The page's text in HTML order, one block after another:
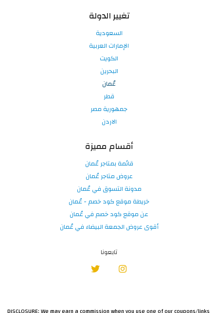
تغيير الدولة
السعودية
الإمارات العربية
الكويت
البحرين
عُمان
قطر
جمهورية مصر
الاردن
أقسام مميزة
قائمة بمتاجر عُمان
عروض متاجر عُمان
مدونة التسوق في عُمان
خريطة موقع كود خصم - عُمان
عن موقع كود خصم في عُمان
أقوى عروض الجمعة البيضاء في عُمان
تابعونا